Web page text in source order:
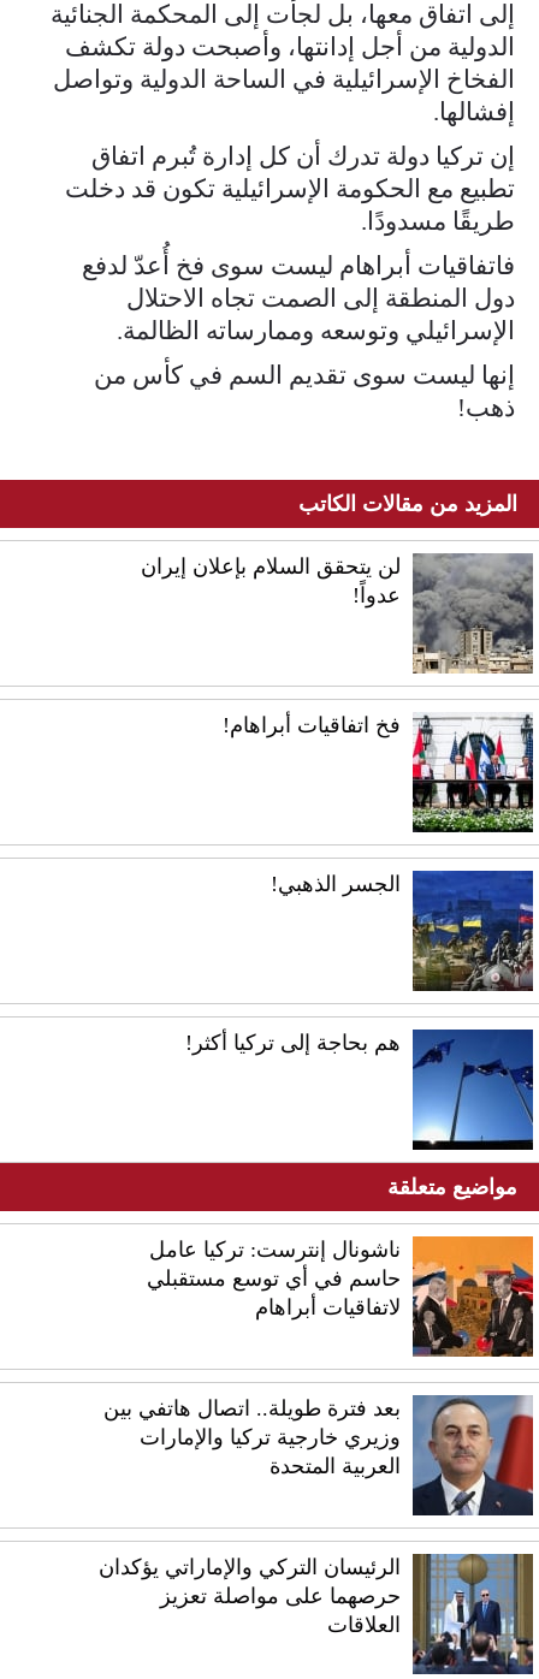
إلى اتفاق معها، بل لجأت إلى المحكمة الجنائية
الدولية من أجل إدانتها، وأصبحت دولة تكشف
الفخاخ الإسرائيلية في الساحة الدولية وتواصل
إفشالها.
إن تركيا دولة تدرك أن كل إدارة تُبرم اتفاق
تطبيع مع الحكومة الإسرائيلية تكون قد دخلت
طريقًا مسدودًا.
فاتفاقيات أبراهام ليست سوى فخ أُعدّ لدفع
دول المنطقة إلى الصمت تجاه الاحتلال
الإسرائيلي وتوسعه وممارساته الظالمة.
إنها ليست سوى تقديم السم في كأس من
ذهب!
المزيد من مقالات الكاتب
لن يتحقق السلام بإعلان إيران
عدواً!
فخ اتفاقيات أبراهام!
الجسر الذهبي!
هم بحاجة إلى تركيا أكثر!
مواضيع متعلقة
ناشونال إنترست: تركيا عامل
حاسم في أي توسع مستقبلي
لاتفاقيات أبراهام
بعد فترة طويلة.. اتصال هاتفي بين
وزيري خارجية تركيا والإمارات
العربية المتحدة
الرئيسان التركي والإماراتي يؤكدان
حرصهما على مواصلة تعزيز
العلاقات